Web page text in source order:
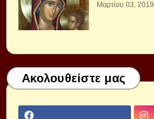
Μαρτίου 03, 2019
Ακολουθείστε μας